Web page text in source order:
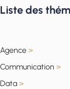
Liste des
Agence >
Communication >
Data >